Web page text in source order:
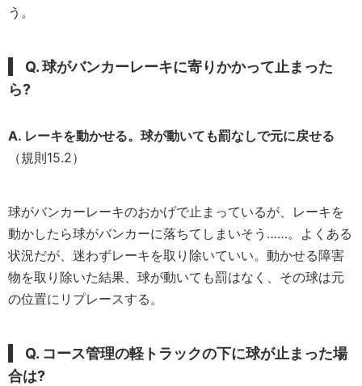
う。
Q. 球がバンカーレーキに寄りかかって止まった
ら?
A. レーキを動かせる。球が動いても罰なしで元に戻せる
（規則15.2）
球がバンカーレーキのおかげで止まっているが、レーキを
動かしたら球がバンカーに落ちてしまいそう……。よくある
状況だが、迷わずレーキを取り除いていい。動かせる障害
物を取り除いた結果、球が動いても罰はなく、その球は元
の位置にリプレースする。
Q. コース管理の軽トラックの下に球が止まった場
合は?